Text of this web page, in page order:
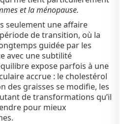
et la ménopause.
seulement une affaire
période de transition, où la
guidée par les
avec une subtilité
expose parfois à une
accrue : le cholestérol
des graisses se modifie, les
de transformations qu’il
pour mieux